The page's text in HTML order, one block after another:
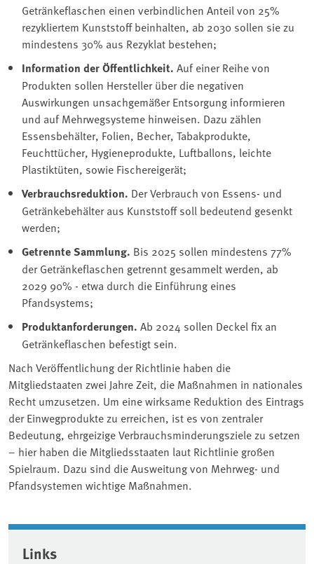
Getränkeflaschen einen verbindlichen Anteil von 25%
rezykliertem Kunststoff beinhalten, ab 2030 sollen sie zu
mindestens 30% aus Rezyklat bestehen;
Information der Öffentlichkeit. Auf einer Reihe von
Produkten sollen Hersteller über die negativen
Auswirkungen unsachgemäßer Entsorgung informieren
und auf Mehrwegsysteme hinweisen. Dazu zählen
Essensbehälter, Folien, Becher, Tabakprodukte,
Feuchttücher, Hygieneprodukte, Luftballons, leichte
Plastiktüten, sowie Fischereigerät;
Verbrauchsreduktion. Der Verbrauch von Essens- und
Getränkebehälter aus Kunststoff soll bedeutend gesenkt
werden;
Getrennte Sammlung. Bis 2025 sollen mindestens 77%
der Getränkeflaschen getrennt gesammelt werden, ab
2029 90% - etwa durch die Einführung eines
Pfandsystems;
Produktanforderungen. Ab 2024 sollen Deckel fix an
Getränkeflaschen befestigt sein.
Nach Veröffentlichung der Richtlinie haben die
Mitgliedstaaten zwei Jahre Zeit, die Maßnahmen in nationales
Recht umzusetzen. Um eine wirksame Reduktion des Eintrags
der Einwegprodukte zu erreichen, ist es von zentraler
Bedeutung, ehrgeizige Verbrauchsminderungsziele zu setzen
– hier haben die Mitgliedsstaaten laut Richtlinie großen
Spielraum. Dazu sind die Ausweitung von Mehrweg- und
Pfandsystemen wichtige Maßnahmen.
Associated content
Links